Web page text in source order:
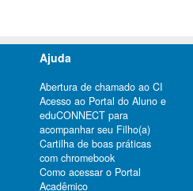
Ajuda
Abertura de chamado ao CI
Acesso ao Portal do Aluno e
eduCONNECT para
acompanhar seu Filho(a)
Cartilha de boas práticas
com chromebook
Como acessar o Portal
Acadêmico